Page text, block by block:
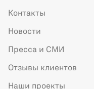
Контакты
Новости
Пресса и СМИ
Отзывы клиентов
Наши проекты